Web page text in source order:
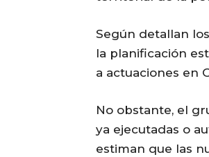
Según detallan
la planificación
a actuaciones en
No obstante, el
ya ejecutadas o
estiman que las